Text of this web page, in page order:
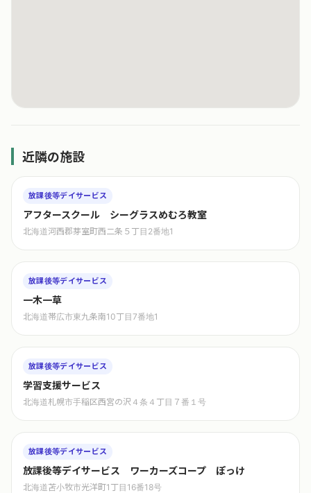
近隣の施設
放課後等デイサービス
アフタースクール シーグラスめむろ教室
北海道河西郡芽室町西二条５丁目2番地1
放課後等デイサービス
一木一草
北海道帯広市東九条南10丁目7番地1
放課後等デイサービス
学習支援サービス
北海道札幌市手稲区西宮の沢４条４丁目７番１号
放課後等デイサービス
放課後等デイサービス ワーカーズコープ ぽっけ
北海道苫小牧市光洋町1丁目16番18号